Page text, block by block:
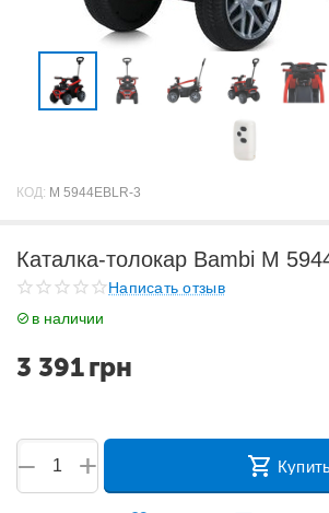
КОД: M 5944EBLR-3
Каталка-толокар Bambi M
Написать отзыв
в наличии
3 391грн
+
−